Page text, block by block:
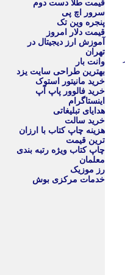
قیمت طلا دست دوم
سرور اچ پی
پنجره وین تک
قیمت دلار امروز
آموزش ارز دیجیتال در
تهران
وانت بار
بهترین طراحی سایت یزد
خرید مانیتور استوک
خرید فالوور پاپ آپ
اینستاگرام
هدایای تبلیغاتی
خرید سالت
هزینه چاپ کتاب با ارزان
ترین قیمت
چاپ کتاب ویژه رتبه بندی
معلمان
رز موزیک
خدمات مرکزی بوش